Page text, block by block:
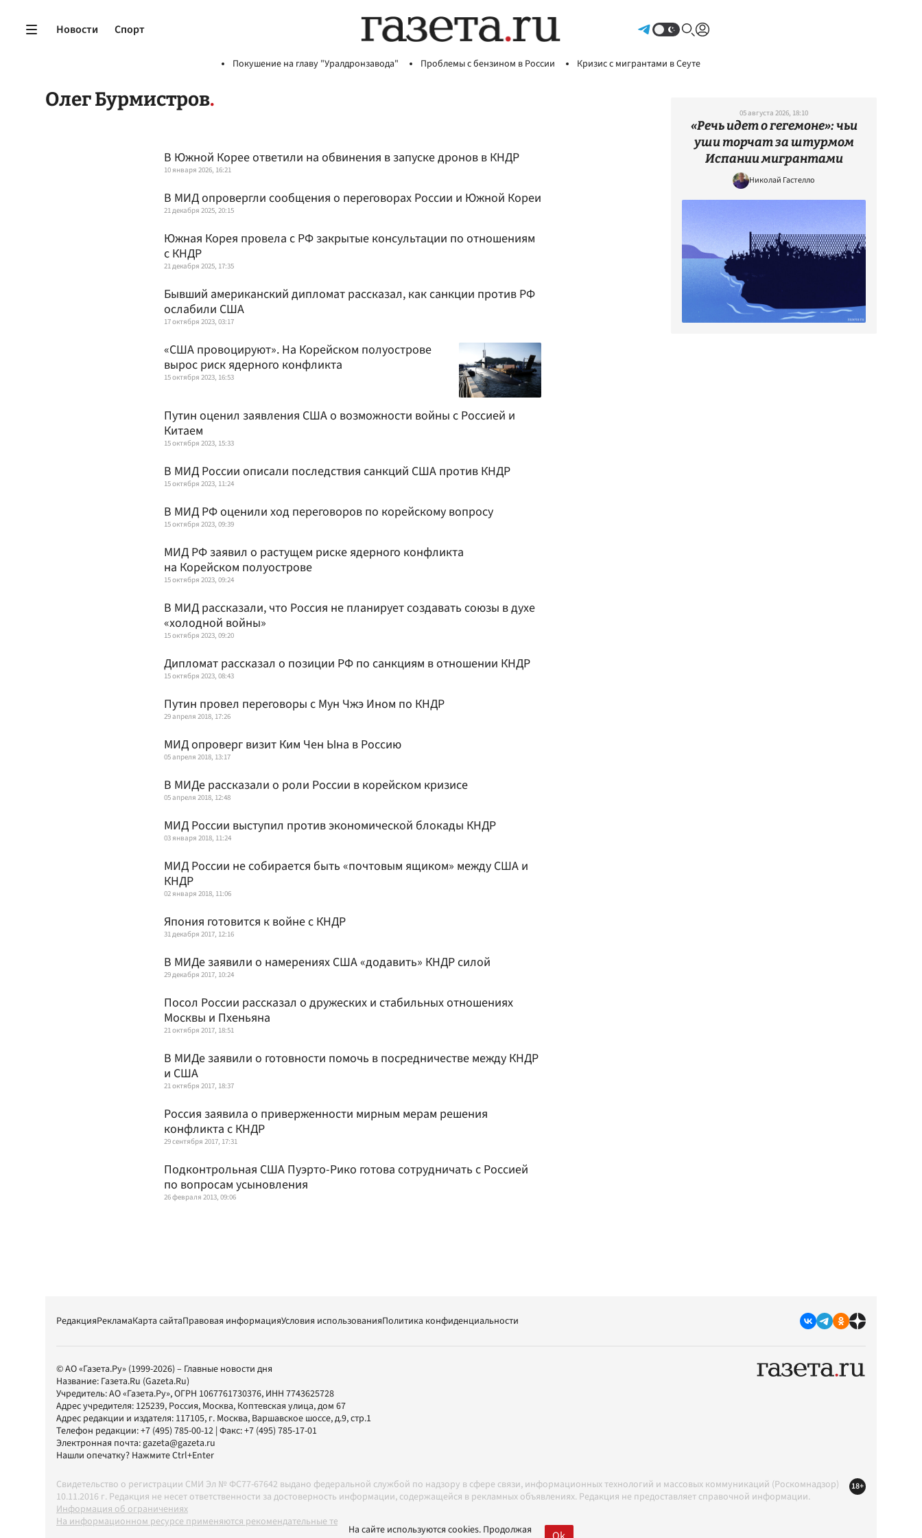
Новости Спорт
Покушение на главу "Уралдронзавода" Проблемы с бензином в России Кризис с мигрантами в Сеуте
Олег Бурмистров
В Южной Корее ответили на обвинения в запуске дронов в КНДР
10 января 2026, 16:21
В МИД опровергли сообщения о переговорах России и Южной Кореи
21 декабря 2025, 20:15
Южная Корея провела с РФ закрытые консультации по отношениям
с КНДР
21 декабря 2025, 17:35
Бывший американский дипломат рассказал, как санкции против РФ
ослабили США
17 октября 2023, 03:17
«США провоцируют». На Корейском полуострове
вырос риск ядерного конфликта
15 октября 2023, 16:53
Путин оценил заявления США о возможности войны с Россией и
Китаем
15 октября 2023, 15:33
В МИД России описали последствия санкций США против КНДР
15 октября 2023, 11:24
В МИД РФ оценили ход переговоров по корейскому вопросу
15 октября 2023, 09:39
МИД РФ заявил о растущем риске ядерного конфликта
на Корейском полуострове
15 октября 2023, 09:24
В МИД рассказали, что Россия не планирует создавать союзы в духе
«холодной войны»
15 октября 2023, 09:20
Дипломат рассказал о позиции РФ по санкциям в отношении КНДР
15 октября 2023, 08:43
Путин провел переговоры с Мун Чжэ Ином по КНДР
29 апреля 2018, 17:26
МИД опроверг визит Ким Чен Ына в Россию
05 апреля 2018, 13:17
В МИДе рассказали о роли России в корейском кризисе
05 апреля 2018, 12:48
МИД России выступил против экономической блокады КНДР
03 января 2018, 11:24
МИД России не собирается быть «почтовым ящиком» между США и
КНДР
02 января 2018, 11:06
Япония готовится к войне с КНДР
31 декабря 2017, 12:16
В МИДе заявили о намерениях США «додавить» КНДР силой
29 декабря 2017, 10:24
Посол России рассказал о дружеских и стабильных отношениях
Москвы и Пхеньяна
21 октября 2017, 18:51
В МИДе заявили о готовности помочь в посредничестве между КНДР
и США
21 октября 2017, 18:37
Россия заявила о приверженности мирным мерам решения
конфликта с КНДР
29 сентября 2017, 17:31
Подконтрольная США Пуэрто-Рико готова сотрудничать с Россией
по вопросам усыновления
26 февраля 2013, 09:06
05 августа 2026, 18:10
«Речь идет о гегемоне»: чьи
уши торчат за штурмом
Испании мигрантами
Николай Гастелло
РедакцияРекламаКарта сайтаПравовая информацияУсловия использованияПолитика конфиденциальности
© АО «Газета.Ру» (1999-2026) – Главные новости дня
Название: Газета.Ru (Gazeta.Ru)
Учредитель:АО «Газета.Ру», ОГРН 1067761730376, ИНН 7743625728
Адрес учредителя: 125239, Россия, Москва, Коптевская улица, дом 67
Адрес редакции и издателя: 117105, г. Москва, Варшавское шоссе, д.9, стр.1
Телефон редакции:+7 (495) 785-00-12 | Факс:+7 (495) 785-17-01
Электронная почта:gazeta@gazeta.ru
Нашли опечатку? Нажмите Ctrl+Enter
Свидетельство о регистрации СМИ Эл № ФС77-67642 выдано федеральной службой по надзору в сфере связи, информационных технологий и массовых коммуникаций (Роскомнадзор)
10.11.2016 г. Редакция не несет ответственности за достоверность информации, содержащейся в рекламных объявлениях. Редакция не предоставляет справочной информации.
Информация об ограничениях
На информационном ресурсе применяются рекомендательные технологии в соответствии с Правилами
18+
На сайте используются cookies. Продолжая